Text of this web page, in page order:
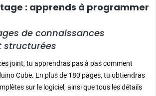
: apprends à programmer
de connaissances
structurées
joint, tu apprendras pas à pas comment
Cube. En plus de 180 pages, tu obtiendras
sur le logiciel, ainsi que tous les détails